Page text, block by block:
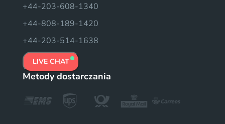
+44-203-608-1340
+44-808-189-1420
+44-203-514-1638
LIVE CHAT
Metody dostarczania